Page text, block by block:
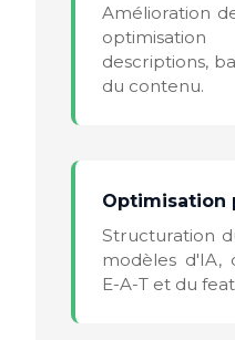
Amélioration
descriptions,
du contenu.
Optimisation
Structuration
modèles d'IA,
E-A-T et du